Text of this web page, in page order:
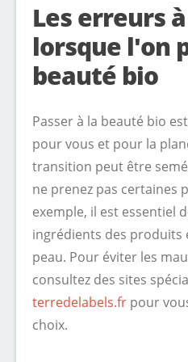
Les erreurs
lorsque l'on
beauté bio
Passer à la beauté bio
pour vous et pour la
transition peut être
ne prenez pas certaines
exemple, il est essentiel
ingrédients des produits
peau. Pour éviter les
consultez des sites
terredelabels.fr pour
choix.